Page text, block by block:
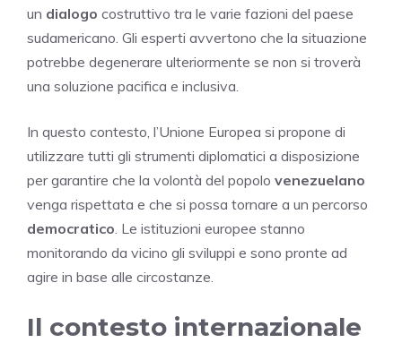
un dialogo costruttivo tra le varie fazioni del paese
sudamericano. Gli esperti avvertono che la situazione
potrebbe degenerare ulteriormente se non si troverà
una soluzione pacifica e inclusiva.
In questo contesto, l’Unione Europea si propone di
utilizzare tutti gli strumenti diplomatici a disposizione
per garantire che la volontà del popolo venezuelano
venga rispettata e che si possa tornare a un percorso
democratico. Le istituzioni europee stanno
monitorando da vicino gli sviluppi e sono pronte ad
agire in base alle circostanze.
Il contesto internazionale